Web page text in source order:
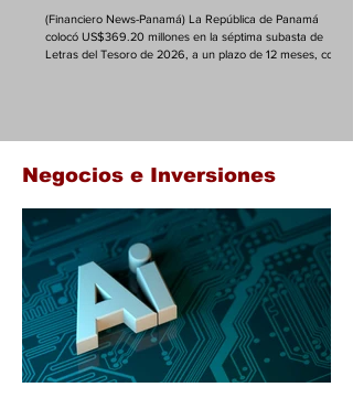
(Financiero News-Panamá) La República de Panamá
colocó US$369.20 millones en la séptima subasta de
Letras del Tesoro de 2026, a un plazo de 12 meses, con
financiamiento en medio del alza de las tasas
de agosto
Negocios e Inversiones